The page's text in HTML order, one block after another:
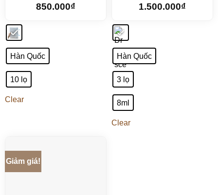
850.000₫
Hàn Quốc
10 lọ
Clear
1.500.000₫
Hàn Quốc
3 lọ
8ml
Clear
Giảm giá!